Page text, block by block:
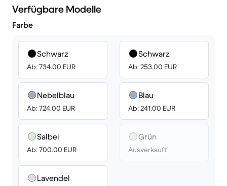
Verfügbare Modelle
Farbe
Schwarz
Ab: 734.00 EUR
Nebelblau
Ab: 724.00 EUR
Salbei
Ab: 700.00 EUR
Lavendel
Schwarz
Ab: 253.00 EUR
Blau
Ab: 241.00 EUR
Grün
Ausverkauft